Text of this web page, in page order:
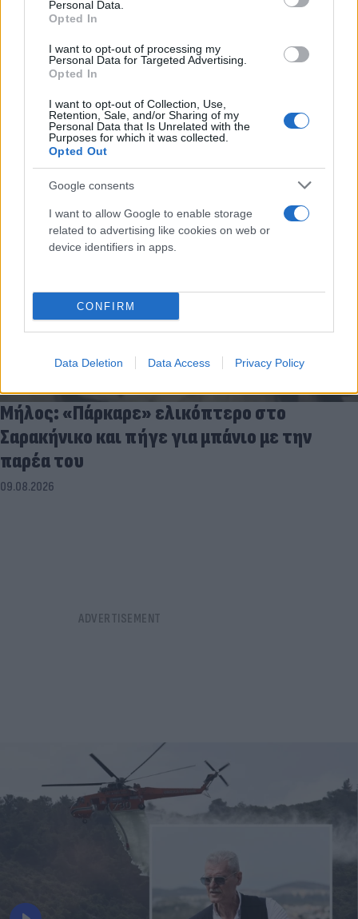
Personal Data.
Opted In
I want to opt-out of processing my
Personal Data for Targeted Advertising.
Opted In
I want to opt-out of Collection, Use,
Retention, Sale, and/or Sharing of my
Personal Data that Is Unrelated with the
Purposes for which it was collected.
Opted Out
Google consents
I want to allow Google to enable storage
related to advertising like cookies on web or
device identifiers in apps.
CONFIRM
Data Deletion Data Access Privacy Policy
FLASH FOCUS
Μήλος: «Πάρκαρε» ελικόπτερο στο
Σαρακήνικο και πήγε για μπάνιο με την
παρέα του
09.08.2026